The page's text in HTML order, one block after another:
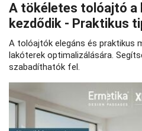
A tökéletes tolóajtó a
kezdődik - Praktikus
A tolóajtók elegáns és praktikus
lakóterek optimalizálására.
szabadíthatók fel.